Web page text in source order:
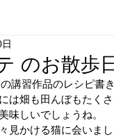
のお散歩
講習作品のレシピ書
は畑も田んぼもたく
味しいでしょうね。
見かける猫に会いまし